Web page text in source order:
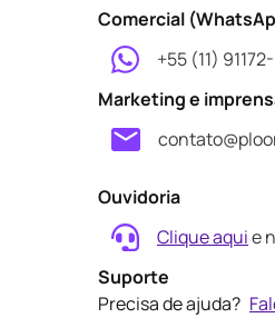
Comercial
+55 (11)
Marketing e
Ouvidoria
Clique aquie
Suporte
Precisa de ajuda?